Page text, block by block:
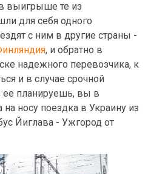
выигрыше те из
для себя одного
с ним в другие страны -
, и обратно в
надежного перевозчика, к
и в случае срочной
ее планируешь, вы в
носу поездка в Украину из
Йиглава - Ужгород от